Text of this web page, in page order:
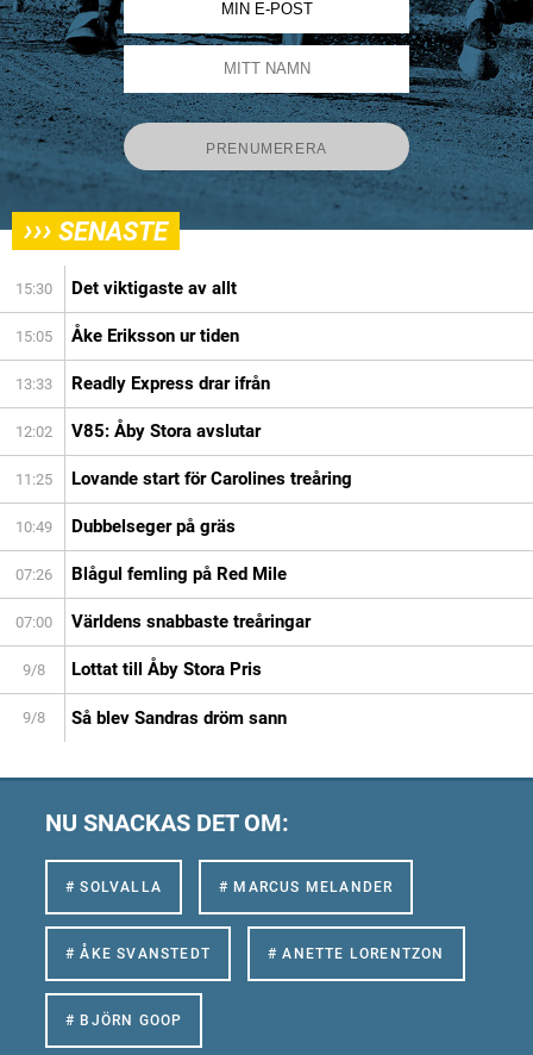
››› SENASTE
15:30 Det viktigaste av allt
15:05 Åke Eriksson ur tiden
13:33 Readly Express drar ifrån
12:02 V85: Åby Stora avslutar
11:25 Lovande start för Carolines treåring
10:49 Dubbelseger på gräs
07:26 Blågul femling på Red Mile
07:00 Världens snabbaste treåringar
9/8 Lottat till Åby Stora Pris
9/8 Så blev Sandras dröm sann
NU SNACKAS DET OM:
# SOLVALLA # MARCUS MELANDER
# ÅKE SVANSTEDT # ANETTE LORENTZON
# BJÖRN GOOP